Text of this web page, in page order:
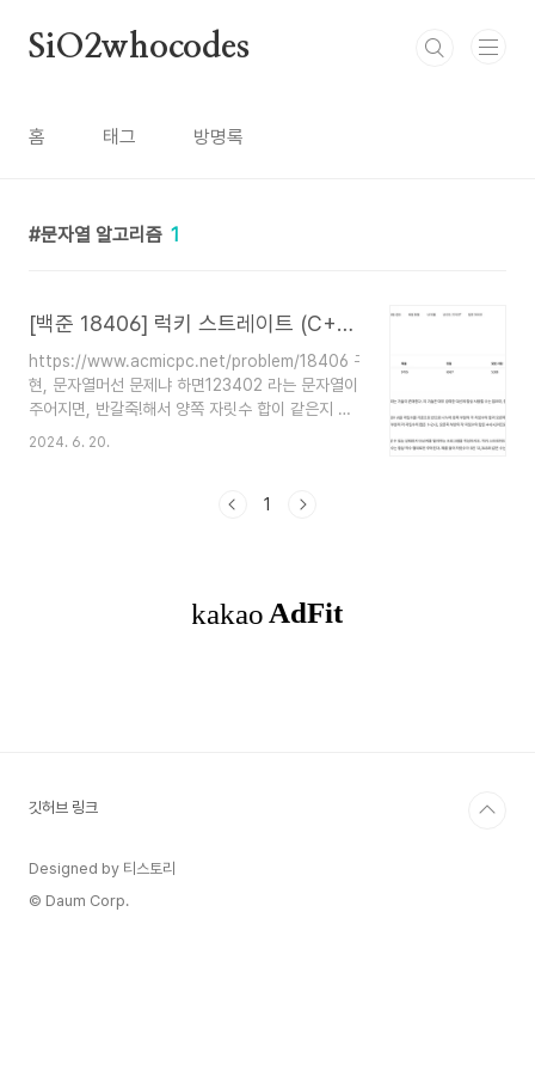
SiO2whocodes
홈 태그 방명록
문자열 알고리즘 1
[백준 18406] 럭키 스트레이트 (C++, Swift)
https://www.acmicpc.net/problem/18406 구
현, 문자열머선 문제냐 하면123402 라는 문자열이
주어지면, 반갈죽!해서 양쪽 자릿수 합이 같은지 확
인하는 문제임같으면 LUCKY 출력, 다르면
4+0+2 = 6 이니 이건 LUCKY 접근방법C++for
reduce로 합 구해서 바로 비교하고 출력 (고차함수
쓰고 싶어서 swift로도 풀었는데, string -> int
2024. 6. 20.
1
깃허브 링크
Designed by 티스토리
© Daum Corp.